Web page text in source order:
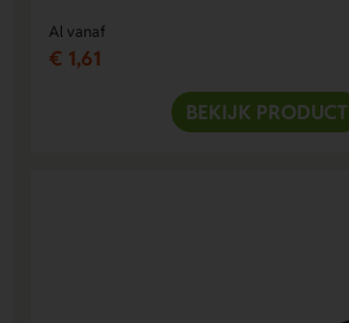
Al vanaf
€ 1,61
BEKIJK PRODUCT